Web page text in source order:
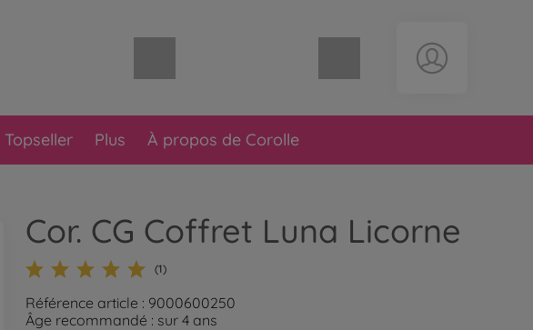
Topseller Plus À propos de Corolle
Cor. CG Coffret Luna Licorne
(1)
Référence article : 9000600250
Âge recommandé : sur 4 ans